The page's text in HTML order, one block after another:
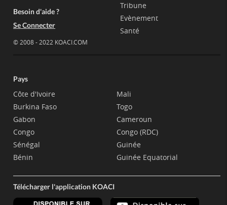
Besoin d'aide ?
Se Connecter
© 2008 - 2022 KOACI.COM
Tribune
Evènement
Santé
Pays
Côte d'Ivoire
Burkina Faso
Gabon
Congo
Sénégal
Bénin
Mali
Togo
Cameroun
Congo (RDC)
Guinée
Guinée Equatorial
Télécharger l'application KOACI